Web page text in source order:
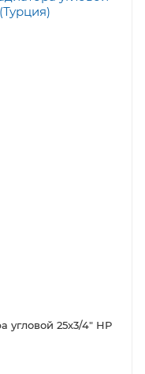
угловой 25х3/4" НР